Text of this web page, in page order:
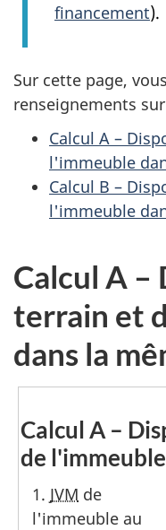
financement).
Sur cette page,
renseignements
Calcul A –
l'immeuble
Calcul B –
l'immeuble
Calcul A –
terrain et
dans la
Calcul A –
de
1. JVM de
l'immeuble au